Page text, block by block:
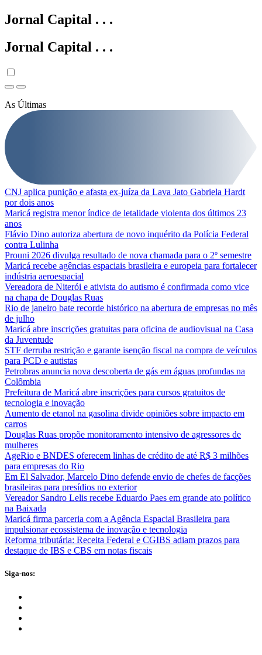
Jornal Capital . . .
Jornal Capital . . .
As Últimas
CNJ aplica punição e afasta ex-juíza da Lava Jato Gabriela Hardt
por dois anos
Maricá registra menor índice de letalidade violenta dos últimos 23
anos
Flávio Dino autoriza abertura de novo inquérito da Polícia Federal
contra Lulinha
Prouni 2026 divulga resultado de nova chamada para o 2º semestre
Maricá recebe agências espaciais brasileira e europeia para fortalecer
indústria aeroespacial
Vereadora de Niterói e ativista do autismo é confirmada como vice
na chapa de Douglas Ruas
Rio de janeiro bate recorde histórico na abertura de empresas no mês
de julho
Maricá abre inscrições gratuitas para oficina de audiovisual na Casa
da Juventude
STF derruba restrição e garante isenção fiscal na compra de veículos
para PCD e autistas
Petrobras anuncia nova descoberta de gás em águas profundas na
Colômbia
Prefeitura de Maricá abre inscrições para cursos gratuitos de
tecnologia e inovação
Aumento de etanol na gasolina divide opiniões sobre impacto em
carros
Douglas Ruas propõe monitoramento intensivo de agressores de
mulheres
AgeRio e BNDES oferecem linhas de crédito de até R$ 3 milhões
para empresas do Rio
Em El Salvador, Marcelo Dino defende envio de chefes de facções
brasileiras para presídios no exterior
Vereador Sandro Lelis recebe Eduardo Paes em grande ato político
na Baixada
Maricá firma parceria com a Agência Espacial Brasileira para
impulsionar ecossistema de inovação e tecnologia
Reforma tributária: Receita Federal e CGIBS adiam prazos para
destaque de IBS e CBS em notas fiscais
Siga-nos: